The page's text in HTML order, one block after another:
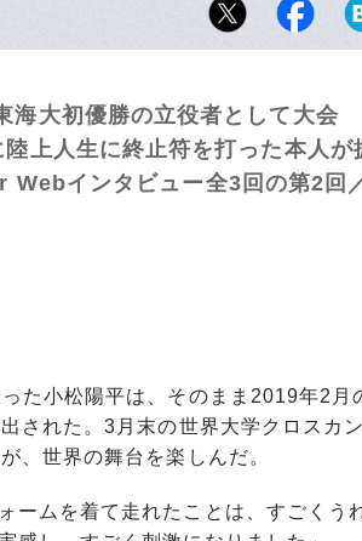
大初優勝の立役者として大会
上人生に終止符を打った本人が
インタビュー全3回の第2回
た小松陽平は、そのまま2019年2月
された。3月末の世界大学クロスカン
、世界の舞台を楽しんだ。
ームを着て走れたことは、すごくう